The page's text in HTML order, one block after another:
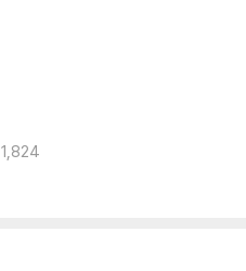
1,824